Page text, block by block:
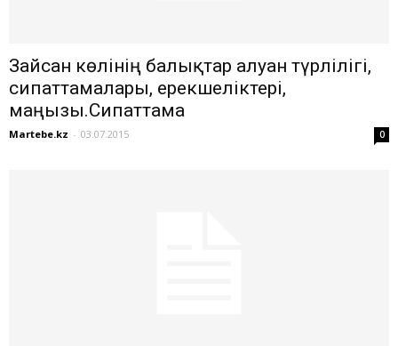
Зайсан көлінің балықтар алуан түрлілігі,
сипаттамалары, ерекшеліктері,
маңызы.Сипаттама
Martebe.kz - 03.07.2015 0